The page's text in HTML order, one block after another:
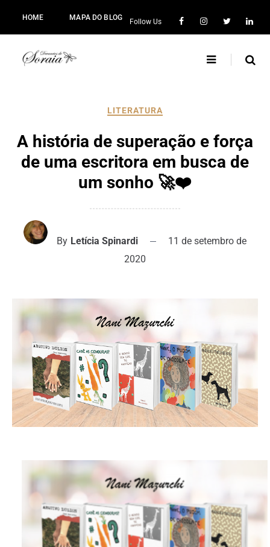
HOME MAPA DO BLOG
Follow Us
LITERATURA
A história de superação e força
de uma escritora em busca de
um sonho 🚀❤️
By Letícia Spinardi
11 de setembro de
2020